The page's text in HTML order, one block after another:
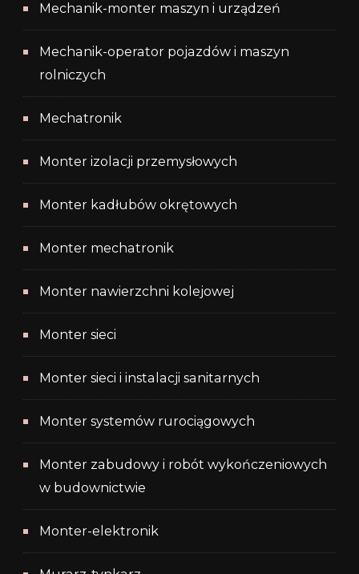
Mechanik-monter maszyn i urządzeń
Mechanik-operator pojazdów i maszyn
rolniczych
Mechatronik
Monter izolacji przemysłowych
Monter kadłubów okrętowych
Monter mechatronik
Monter nawierzchni kolejowej
Monter sieci
Monter sieci i instalacji sanitarnych
Monter systemów rurociągowych
Monter zabudowy i robót wykończeniowych
w budownictwie
Monter-elektronik